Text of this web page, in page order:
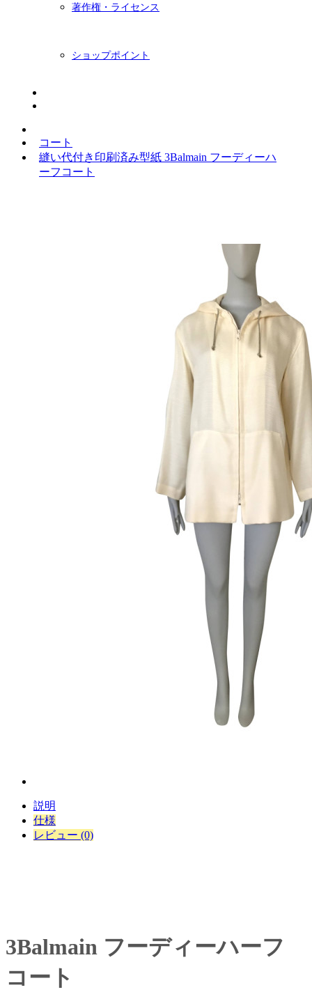
著作権・ライセンス
ショップポイント
コート
縫い代付き印刷済み型紙 3Balmain フーディーハ
ーフコート
説明
仕様
レビュー (0)
3Balmain フーディーハーフ
コート